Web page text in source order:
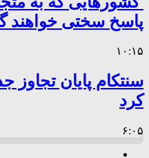
پاسخ سختی خواهند
۱۰:۱۵
سنتکام پایان تجاوز
کرد
۶:۰۵